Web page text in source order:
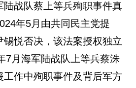
陆战队蔡上等兵殉职事件真
年5月由共同民主党提
锡悦否决，该法案授权独立
7月海军陆战队上等兵蔡洙
工作中殉职事件及背后军方